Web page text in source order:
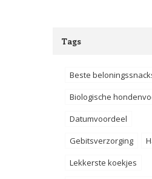
Tags
Beste
Biologische
Datumvoordeel
Gebitsverzorging
Lekkerste koekjes